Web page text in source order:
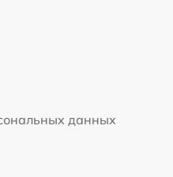
данных